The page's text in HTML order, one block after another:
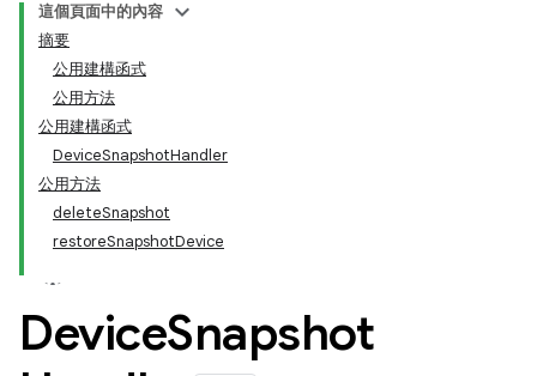
這個頁面中的內容
摘要
公用建構函式
公用方法
公用建構函式
DeviceSnapshotHandler
公用方法
deleteSnapshot
restoreSnapshotDevice
DeviceSnapshot